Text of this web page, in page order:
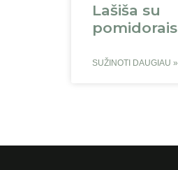
Lašiša su
pomidorais
SUŽINOTI DAUGIAU »